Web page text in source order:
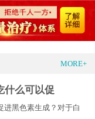
MORE+
什么可以促
进黑色素生成？对于白